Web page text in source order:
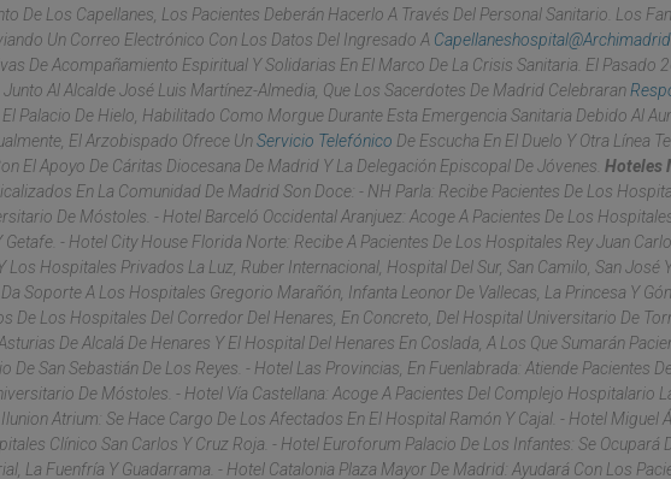
De Los Capellanes, Los Pacientes Deberán Hacerlo A Través Del Personal Sanitario. Los
Un Correo Electrónico Con Los Datos Del Ingresado A
De Acompañamiento Espiritual Y Solidarias En El Marco De La Crisis Sanitaria. El Pasado
Al Alcalde José Luis Martínez-Almedia, Que Los Sacerdotes De Madrid Celebraran
Palacio De Hielo, Habilitado Como Morgue Durante Esta Emergencia Sanitaria Debido Al
El Arzobispado Ofrece UnServicio Telefónico De Escucha En El Duelo Y Otra Línea
El Apoyo De Cáritas Diocesana De Madrid Y La Delegación Episcopal De Jóvenes. Hoteles
En La Comunidad De Madrid Son Doce: - NH Parla: Recibe Pacientes De Los
De Móstoles. - Hotel Barceló Occidental Aranjuez: Acoge A Pacientes De Los
- Hotel City House Florida Norte: Recibe A Pacientes De Los Hospitales Rey Juan
Los Hospitales Privados La Luz, Ruber Internacional, Hospital Del Sur, San Camilo, San José
Soporte A Los Hospitales Gregorio Marañón, Infanta Leonor De Vallecas, La Princesa Y
De Los Hospitales Del Corredor Del Henares, En Concreto, Del Hospital Universitario De
De Alcalá De Henares Y El Hospital Del Henares En Coslada, A Los Que Sumarán
De San Sebastián De Los Reyes. - Hotel Las Provincias, En Fuenlabrada: Atiende Pacientes
De Móstoles. - Hotel Vía Castellana: Acoge A Pacientes Del Complejo Hospitalario
Atrium: Se Hace Cargo De Los Afectados En El Hospital Ramón Y Cajal. - Hotel Miguel
Clínico San Carlos Y Cruz Roja. - Hotel Euroforum Palacio De Los Infantes: Se Ocupará
La Fuenfría Y Guadarrama. - Hotel Catalonia Plaza Mayor De Madrid: Ayudará Con Los